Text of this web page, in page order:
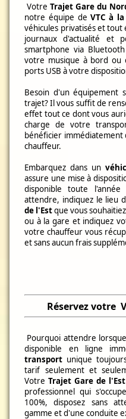
Votre Trajet Gare du
notre équipe deVTC à
véhicules privatisés et tout
journaux d'actualité et
smartphone via
votre musique à bord ou
ports USB à votre
Besoin d'un équipement
trajet? Il vous suffit de
effet tout ce dont vous
charge de votre
bénéficier immédiatement
chauffeur.
Embarquez dans un
assure une mise à
disponible toute l'année
attendre, indiquez le lieu
de l'Estque vous
ou à la gare et indiquez
votre chauffeur vous
et sans aucun frais
Réservez votre
Pourquoi attendre
disponible en ligne
transport unique
tarif seulement et
VotreTrajet Gare de l'Est
professionnel qui
100%, disposez sans
gamme et d'une conduite